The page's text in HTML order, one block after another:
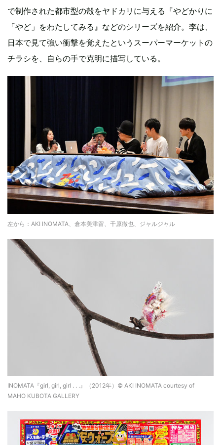
で制作された都市型の殻をヤドカリに与える『やどかりに
「やど」をわたしてみる』などのシリーズを紹介。李は、
日本で見て強い衝撃を覚えたというスーパーマーケットの
チラシを、自らの手で克明に描写している。
左から：AKI INOMATA、倉本美津留、千原徹也、ジャルジャル
INOMATA『girl, girl, girl . . .』（2012年）© AKI INOMATA courtesy of
MAHO KUBOTA GALLERY